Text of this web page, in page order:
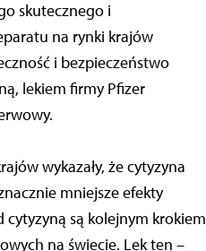
skutecznego i
na rynki krajów
i bezpieczeństwo
lekiem firmy Pfizer
wykazały, że cytyzyna
mniejsze efekty
są kolejnym krokiem
na świecie. Lek ten –